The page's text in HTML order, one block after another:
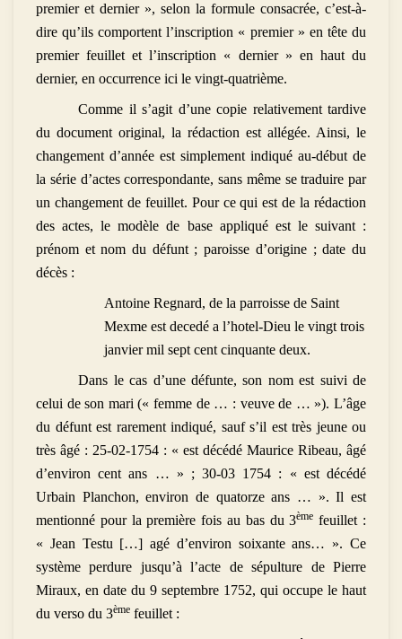
premier et dernier », selon la formule consacrée, c’est-à-
dire qu’ils comportent l’inscription « premier » en tête du
premier feuillet et l’inscription « dernier » en haut du
dernier, en occurrence ici le vingt-quatrième.
Comme il s’agit d’une copie relativement tardive
du document original, la rédaction est allégée. Ainsi, le
changement d’année est simplement indiqué au-début de
la série d’actes correspondante, sans même se traduire par
un changement de feuillet. Pour ce qui est de la rédaction
des actes, le modèle de base appliqué est le suivant :
prénom et nom du défunt ; paroisse d’origine ; date du
décès :
Antoine Regnard, de la parroisse de Saint
Mexme est decedé a l’hotel-Dieu le vingt trois
janvier mil sept cent cinquante deux.
Dans le cas d’une défunte, son nom est suivi de
celui de son mari (« femme de … : veuve de … »). L’âge
du défunt est rarement indiqué, sauf s’il est très jeune ou
très âgé : 25-02-1754 : « est décédé Maurice Ribeau, âgé
d’environ cent ans … » ; 30-03 1754 : « est décédé
Urbain Planchon, environ de quatorze ans … ». Il est
mentionné pour la première fois au bas du 3ème feuillet :
« Jean Testu […] agé d’environ soixante ans… ». Ce
système perdure jusqu’à l’acte de sépulture de Pierre
Miraux, en date du 9 septembre 1752, qui occupe le haut
du verso du 3ème feuillet :